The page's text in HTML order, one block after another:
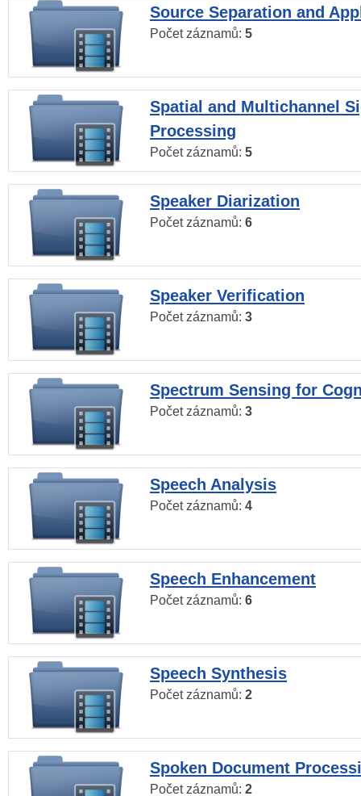
Source Separation and
Počet záznamů: 5
Spatial and Multichannel
Processing
Počet záznamů: 5
Speaker Diarization
Počet záznamů: 6
Speaker Verification
Počet záznamů: 3
Spectrum Sensing for
Počet záznamů: 3
Speech Analysis
Počet záznamů: 4
Speech Enhancement
Počet záznamů: 6
Speech Synthesis
Počet záznamů: 2
Spoken Document
Počet záznamů: 2